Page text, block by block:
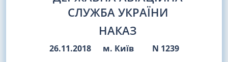
СЛУЖБА УКРАЇНИ
НАКАЗ
26.11.2018 м. Київ N 1239